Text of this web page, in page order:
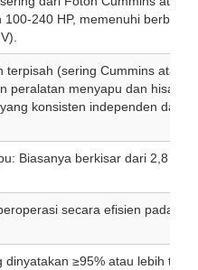
100-240 HP, memenuhi
terpisah (sering Cummins atau
peralatan menyapu dan hisap,
konsisten independen dari
Biasanya berkisar dari 2,8
secara efisien pada
dinyatakan ≥95% atau lebih